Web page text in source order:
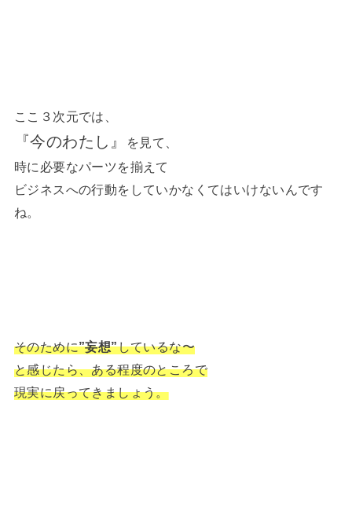
ここ３次元では、
『今のわたし』
を見て、
時に必要なパーツを揃えて
ビジネスへの行動をしていかなくてはいけないんです
ね。
そのために”妄想”しているな〜
と感じたら、ある程度のところで
現実に戻ってきましょう。